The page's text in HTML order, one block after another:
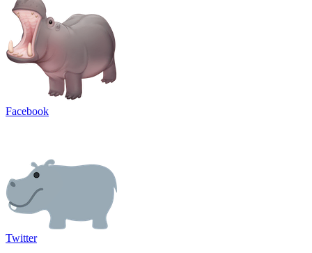
Facebook
Twitter